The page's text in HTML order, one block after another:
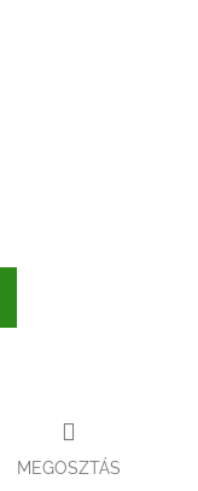
MEGOSZTÁS